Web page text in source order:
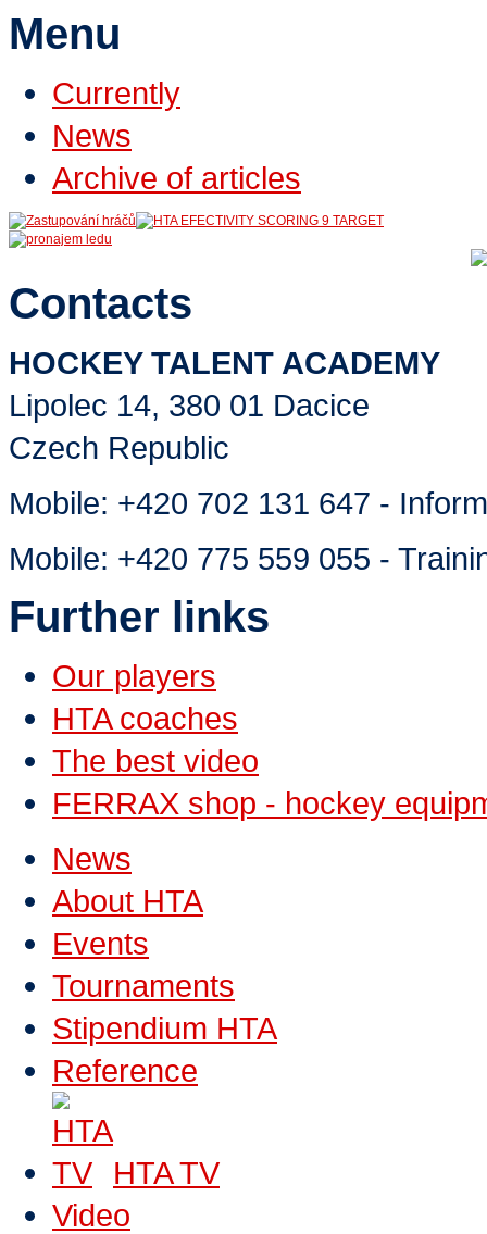
Menu
Currently
News
Archive of articles
Contacts
HOCKEY TALENT ACADEMY
Lipolec 14, 380 01 Dacice
Czech Republic
Mobile: +420 702 131 647 -
Mobile: +420 775 559 055 -
Further links
Our players
HTA coaches
The best video
FERRAX shop - hockey
News
About HTA
Events
Tournaments
Stipendium HTA
Reference
HTA TV
Video